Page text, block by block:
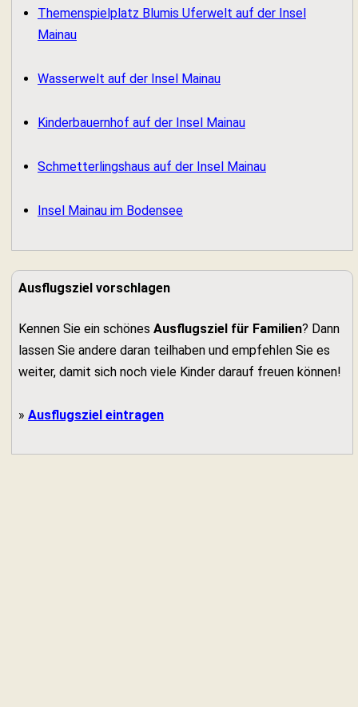
Themenspielplatz Blumis Uferwelt auf der Insel
Mainau
Wasserwelt auf der Insel Mainau
Kinderbauernhof auf der Insel Mainau
Schmetterlingshaus auf der Insel Mainau
Insel Mainau im Bodensee
Ausflugsziel vorschlagen
Kennen Sie ein schönes Ausflugsziel für Familien? Dann
lassen Sie andere daran teilhaben und empfehlen Sie es
weiter, damit sich noch viele Kinder darauf freuen können!
» Ausflugsziel eintragen